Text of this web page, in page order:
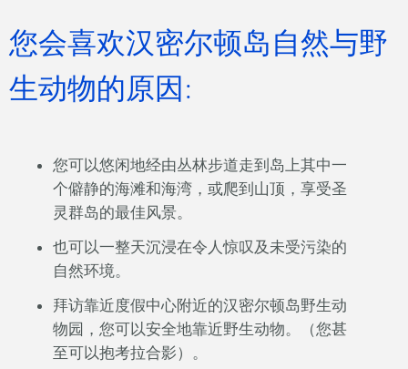
您会喜欢汉密尔顿岛自然与野
生动物的原因:
您可以悠闲地经由丛林步道走到岛上其中一
个僻静的海滩和海湾，或爬到山顶，享受圣
灵群岛的最佳风景。
也可以一整天沉浸在令人惊叹及未受污染的
自然环境。
拜访靠近度假中心附近的汉密尔顿岛野生动
物园，您可以安全地靠近野生动物。（您甚
至可以抱考拉合影）。